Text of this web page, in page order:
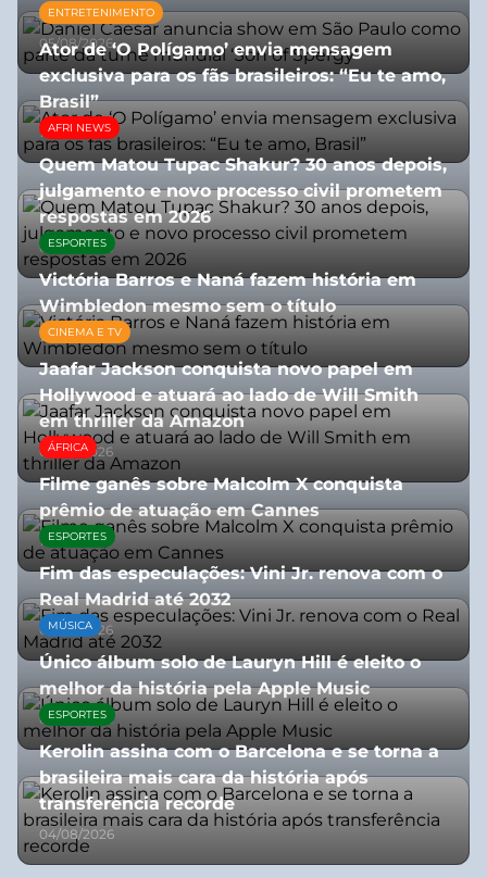
Spergy’
05/08/2026
ENTRETENIMENTO
Ator de ‘O Polígamo’ envia mensagem
exclusiva para os fãs brasileiros: “Eu te amo,
Brasil”
13/07/2026
AFRI NEWS
Quem Matou Tupac Shakur? 30 anos depois,
julgamento e novo processo civil prometem
respostas em 2026
05/08/2026
ESPORTES
Victória Barros e Naná fazem história em
Wimbledon mesmo sem o título
13/07/2026
CINEMA E TV
Jaafar Jackson conquista novo papel em
Hollywood e atuará ao lado de Will Smith
em thriller da Amazon
06/08/2026
ÁFRICA
Filme ganês sobre Malcolm X conquista
prêmio de atuação em Cannes
13/07/2026
ESPORTES
Fim das especulações: Vini Jr. renova com o
Real Madrid até 2032
06/08/2026
MÚSICA
Único álbum solo de Lauryn Hill é eleito o
melhor da história pela Apple Music
06/08/2026
ESPORTES
Kerolin assina com o Barcelona e se torna a
brasileira mais cara da história após
transferência recorde
04/08/2026